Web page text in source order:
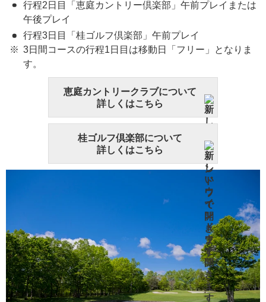
行程2日目「恵庭カントリー倶楽部」午前プレイまたは
午後プレイ
行程3日目「桂ゴルフ倶楽部」午前プレイ
3日間コースの行程1日目は移動日「フリー」となりま
す。
恵庭カントリークラブについて
詳しくはこちら
桂ゴルフ倶楽部について
詳しくはこちら